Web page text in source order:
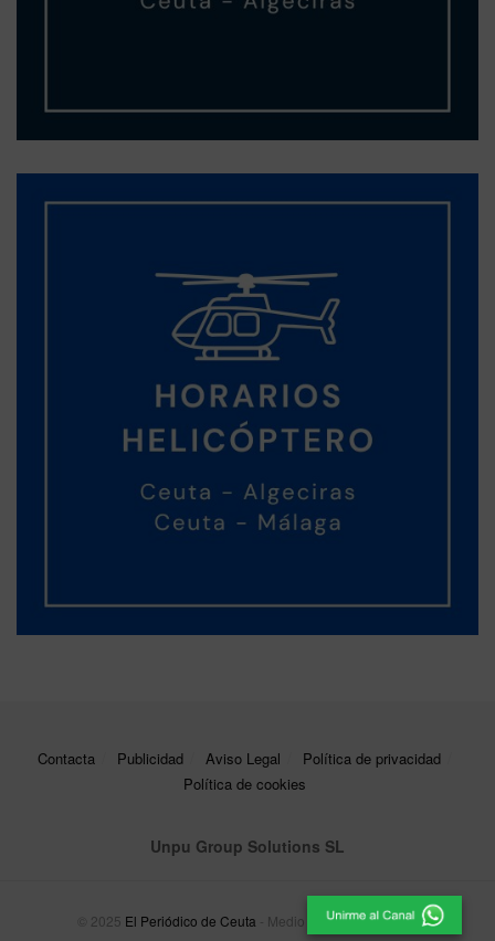
Contacta Publicidad Aviso Legal
Política de privacidad
Política de cookies
Unpu Group Solutions SL
© 2025 El Periódico de Ceuta - Medio de Comunicación